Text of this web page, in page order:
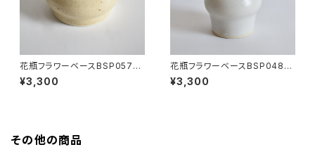
花瓶フラワーベースBSP057
(黄/ベージュ/点模様)
¥3,300
花瓶フラワーベースBSP048
(白/マット/茶/薄緑)
¥3,300
その他の商品